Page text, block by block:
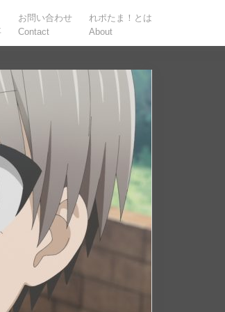
お問い合わせ
Contact
れポたま！とは
About